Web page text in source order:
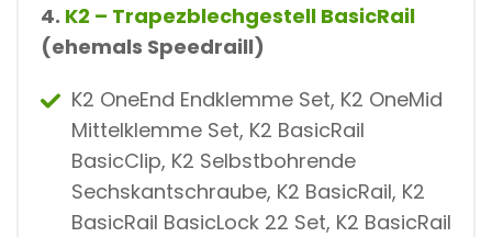
4. K2 – Trapezblechgestell BasicRail
(ehemals Speedraill)
K2 OneEnd Endklemme Set, K2 OneMid
Mittelklemme Set, K2 BasicRail
BasicClip, K2 Selbstbohrende
Sechskantschraube, K2 BasicRail, K2
BasicRail BasicLock 22 Set, K2 BasicRail